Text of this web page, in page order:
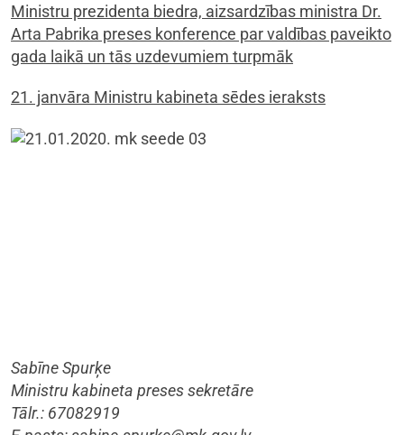
Ministru prezidenta biedra, aizsardzības ministra Dr.
Arta Pabrika preses konference par valdības paveikto
gada laikā un tās uzdevumiem turpmāk
21. janvāra Ministru kabineta sēdes ieraksts
Sabīne Spurķe
Ministru kabineta preses sekretāre
Tālr.: 67082919